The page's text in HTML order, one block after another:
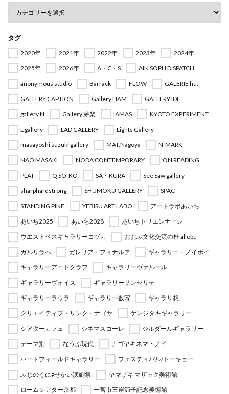
タグ
2020年 2021年 2022年 2023年
2024年
2025年
2026年 A・C・S
AIN SOPH DISPATCH
anonymous studio
Barrack FLOW
GALERIE hu:
GALLERY CAPTION
Gallery HAM
GALLERY IDF
gallery N
Gallery 芽楽 IAMAS
KYOTO EXPERIMENT
L gallery
LAD GALLERY
Lights Gallery
masayoshi suzuki gallery
MAT,Nagoya
N-MARK
NAO MASAKI
NODA CONTEMPORARY
ON READING
PLAT
Q SO-KO SA・KURA
See Saw gallery
sharphardstrong
SHUMOKU GALLERY
SPAC
STANDING PINE
YEBISU ART LABO
アートラボあいち
あいち2025
あいち2028
あいちトリエンナーレ
ウエストベスギャラリーコヅカ
おおぶ文化交流の杜 allobu
ガルリラペ
ガレリア・フィナルテ
ギャラリー・ノイボイ
ギャラリーアートグラフ
ギャラリーヴァルール
ギャラリーヴォイス
ギャラリーサンセリテ
ギャラリーラウラ
ギャラリー数寄
ギャラリ想
クリエイティブ・リンク・ナゴヤ
ケンジタキギャラリー
シアターカフェ
シネマスコーレ
ジルダールギャラリー
テーマ別
なうふ現代
ナゴヤキネマ・ノイ
ハートフィールドギャラリー
フェスティバル/トーキョー
ふじのくに⇄せかい演劇祭
ヤマザキ マザック美術館
ロームシアター京都
一宮市三岸節子記念美術館